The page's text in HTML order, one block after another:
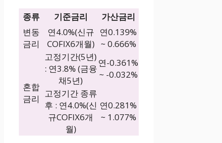
종류
기준금리
가산금리
변동
금리
연4.0%(신규
COFIX6개월)
연0.139%
~ 0.666%
혼합
금리
고정기간(5년)
: 연3.8% (금융
채5년)
연-0.361%
~ -0.032%
고정기간 종류
후 : 연4.0%(신
규COFIX6개
월)
연0.281%
~ 1.077%